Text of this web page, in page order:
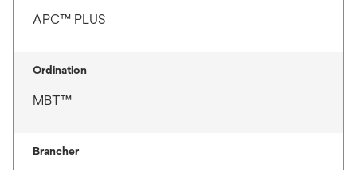
APC™ PLUS
Ordination
MBT™
Brancher